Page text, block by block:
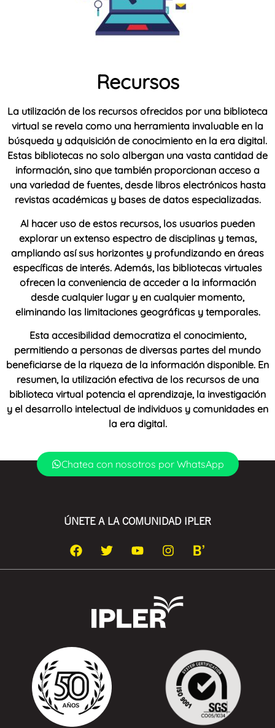
Recursos
La utilización de los recursos ofrecidos por una biblioteca
virtual se revela como una herramienta invaluable en la
búsqueda y adquisición de conocimiento en la era digital.
Estas bibliotecas no solo albergan una vasta cantidad de
información, sino que también proporcionan acceso a
una variedad de fuentes, desde libros electrónicos hasta
revistas académicas y bases de datos especializadas.
Al hacer uso de estos recursos, los usuarios pueden
explorar un extenso espectro de disciplinas y temas,
ampliando así sus horizontes y profundizando en áreas
específicas de interés. Además, las bibliotecas virtuales
ofrecen la conveniencia de acceder a la información
desde cualquier lugar y en cualquier momento,
eliminando las limitaciones geográficas y temporales.
Esta accesibilidad democratiza el conocimiento,
permitiendo a personas de diversas partes del mundo
beneficiarse de la riqueza de la información disponible. En
resumen, la utilización efectiva de los recursos de una
biblioteca virtual potencia el aprendizaje, la investigación
y el desarrollo intelectual de individuos y comunidades en
la era digital.
Chatea con nosotros por WhatsApp
ÚNETE A LA COMUNIDAD IPLER